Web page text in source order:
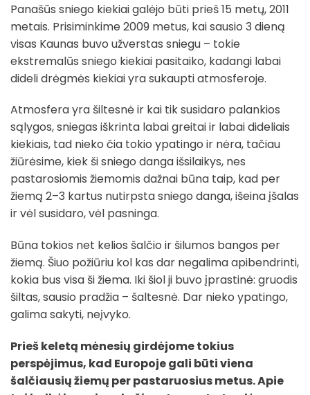
Panašūs sniego kiekiai galėjo būti prieš 15 metų, 2011
metais. Prisiminkime 2009 metus, kai sausio 3 dieną
visas Kaunas buvo užverstas sniegu – tokie
ekstremalūs sniego kiekiai pasitaiko, kadangi labai
dideli drėgmės kiekiai yra sukaupti atmosferoje.
Atmosfera yra šiltesnė ir kai tik susidaro palankios
sąlygos, sniegas iškrinta labai greitai ir labai dideliais
kiekiais, tad nieko čia tokio ypatingo ir nėra, tačiau
žiūrėsime, kiek ši sniego danga išsilaikys, nes
pastarosiomis žiemomis dažnai būna taip, kad per
žiemą 2–3 kartus nutirpsta sniego danga, išeina įšalas
ir vėl susidaro, vėl pasninga.
Būna tokios net kelios šalčio ir šilumos bangos per
žiemą. Šiuo požiūriu kol kas dar negalima apibendrinti,
kokia bus visa ši žiema. Iki šiol ji buvo įprastinė: gruodis
šiltas, sausio pradžia – šaltesnė. Dar nieko ypatingo,
galima sakyti, neįvyko.
Prieš keletą mėnesių girdėjome tokius
perspėjimus, kad Europoje gali būti viena
šalčiausių žiemų per pastaruosius metus. Apie